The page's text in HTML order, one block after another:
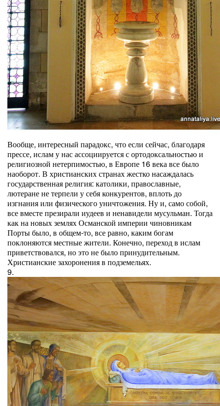
Вообще, интересный парадокс, что если сейчас, благодаря
прессе, ислам у нас ассоциируется с ортодоксальностью и
религиозной нетерпимостью, в Европе 16 века все было
наоборот. В христианских странах жестко насаждалась
государственная религия: католики, православные,
лютеране не терпели у себя конкурентов, вплоть до
изгнания или физического уничтожения. Ну и, само собой,
все вместе презирали иудеев и ненавидели мусульман. Тогда
как на новых землях Османской империи чиновникам
Порты было, в общем-то, все равно, каким богам
поклоняются местные жители. Конечно, переход в ислам
приветствовался, но это не было принудительным.
Христианские захоронения в подземельях.
9.